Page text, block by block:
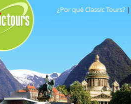
¿Por qué Classic Tours?